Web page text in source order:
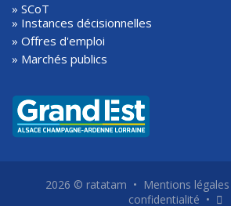
» SCoT
» Instances décisionnelles
» Offres d'emploi
» Marchés publics
2026 © ratatam • Mentions légales
confidentialité •